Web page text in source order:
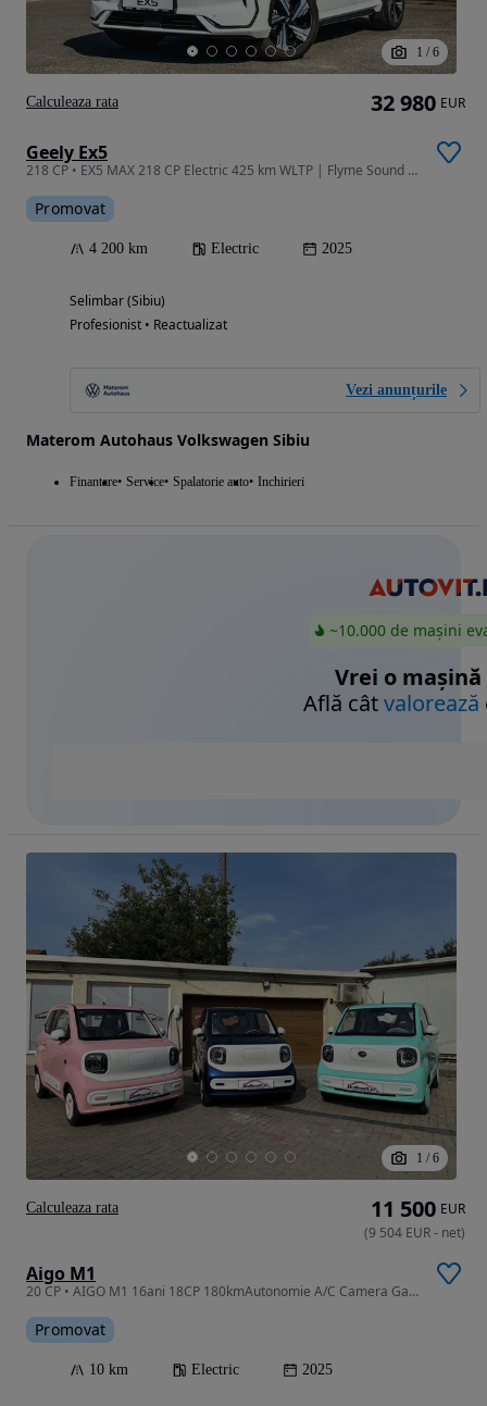
1 / 6
Geely Ex5
218 CP • EX5 MAX 218 CP Electric 425 km WLTP | Flyme Sound | Masaj & Ventilație
Promovat
4 200 km Electric 2025
Selimbar (Sibiu)
Profesionist • Reactualizat
Vezi anunțurile
Materom Autohaus Volkswagen Sibiu
Finantare Service Spalatorie auto Inchirieri
32 980 EUR
Calculeaza rata
~10.000 de mașini
Vrei o mașină
Află câtvalorează
1 / 6
Aigo M1
20 CP • AIGO M1 16ani 18CP 180kmAutonomie A/C Camera Garantie NOU
Promovat
10 km Electric 2025
11 500 EUR
(9 504 EUR- net)
Calculeaza rata